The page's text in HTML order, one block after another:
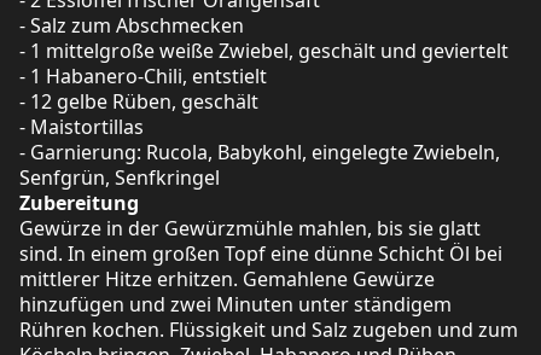
- Salz zum Abschmecken
- 1 mittelgroße weiße Zwiebel, geschält und geviertelt
- 1 Habanero-Chili, entstielt
- 12 gelbe Rüben, geschält
- Maistortillas
- Garnierung: Rucola, Babykohl, eingelegte Zwiebeln,
Senfgrün, Senfkringel
Zubereitung
Gewürze in der Gewürzmühle mahlen, bis sie glatt
sind. In einem großen Topf eine dünne Schicht Öl bei
mittlerer Hitze erhitzen. Gemahlene Gewürze
hinzufügen und zwei Minuten unter ständigem
Rühren kochen. Flüssigkeit und Salz zugeben und zum